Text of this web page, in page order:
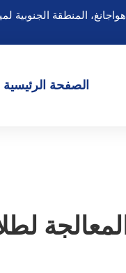
الصفحة الرئيسية